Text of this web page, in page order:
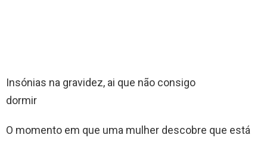
Insónias na gravidez, ai que não consigo
dormir
O momento em que uma mulher descobre que está